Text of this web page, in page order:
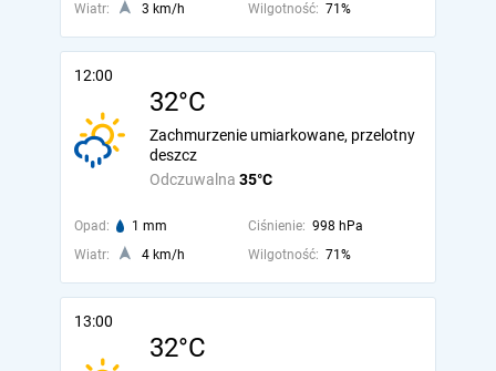
Wiatr:
3 km/h Wilgotność: 71%
12:00
32°C
Odczuwalna 35°C
Zachmurzenie umiarkowane, przelotny
deszcz
Opad: 1 mm Ciśnienie: 998 hPa
Wiatr:
4 km/h Wilgotność: 71%
13:00
32°C